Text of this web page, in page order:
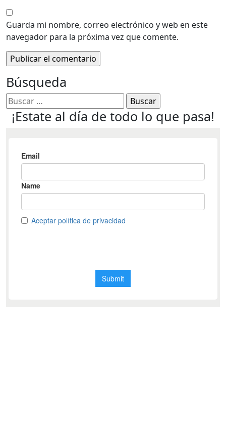
Guarda mi nombre, correo electrónico y web en este
navegador para la próxima vez que comente.
Búsqueda
¡Estate al día de todo lo que pasa!